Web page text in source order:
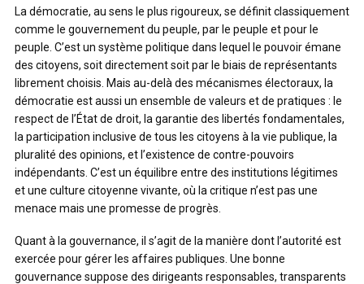
La démocratie, au sens le plus rigoureux, se définit classiquement
comme le gouvernement du peuple, par le peuple et pour le
peuple. C’est un système politique dans lequel le pouvoir émane
des citoyens, soit directement soit par le biais de représentants
librement choisis. Mais au-delà des mécanismes électoraux, la
démocratie est aussi un ensemble de valeurs et de pratiques : le
respect de l’État de droit, la garantie des libertés fondamentales,
la participation inclusive de tous les citoyens à la vie publique, la
pluralité des opinions, et l’existence de contre-pouvoirs
indépendants. C’est un équilibre entre des institutions légitimes
et une culture citoyenne vivante, où la critique n’est pas une
menace mais une promesse de progrès.
Quant à la gouvernance, il s’agit de la manière dont l’autorité est
exercée pour gérer les affaires publiques. Une bonne
gouvernance suppose des dirigeants responsables, transparents